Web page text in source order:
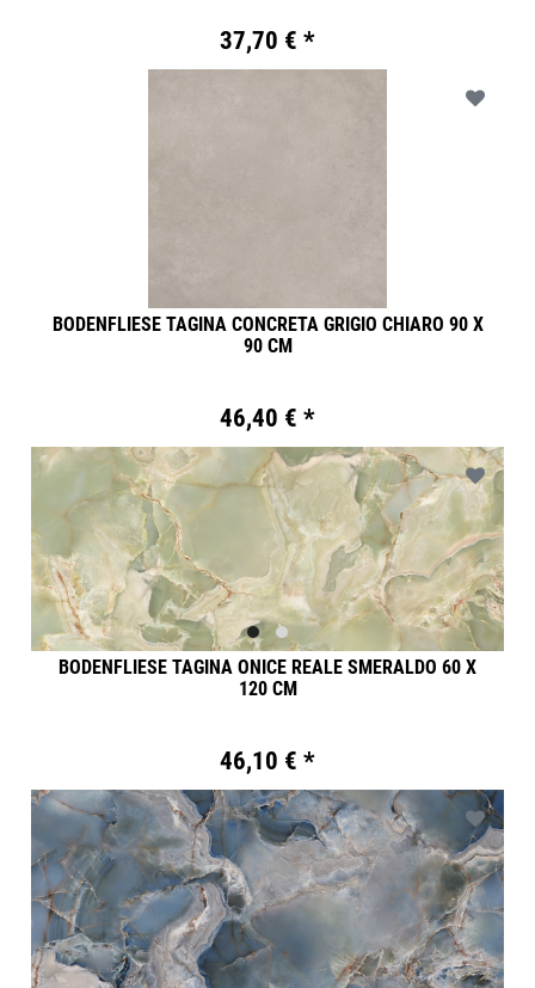
37,70 € *
BODENFLIESE TAGINA CONCRETA GRIGIO CHIARO 90 X
90 CM
46,40 € *
BODENFLIESE TAGINA ONICE REALE SMERALDO 60 X
120 CM
46,10 € *